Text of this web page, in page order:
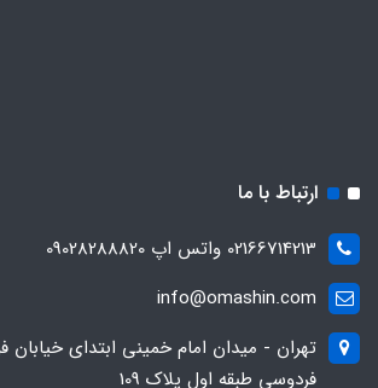
ارتباط با ما
02166714213 واتس اپ 09028288820
info@omashin.com
تهران - میدان امام خمینی ابتدای خیابان
فردوسی طبقه اول پلاک 109